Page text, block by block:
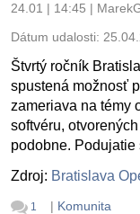
24.01 | 14:45 |
Dátum udalosti:
Štvrtý ročník
spustená možnosť
zameriava na témy
softvéru,
podobne. Podujatie
Zdroj: Bratislava
1 | Komunita